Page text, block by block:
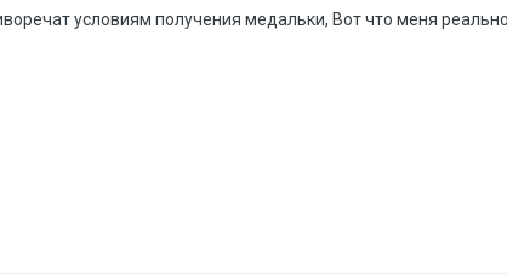
условиям получения медальки, Вот что меня